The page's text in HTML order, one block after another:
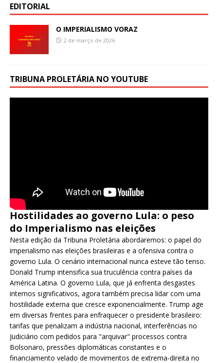
EDITORIAL
O IMPERIALISMO VORAZ
2 de março de 2026
TRIBUNA PROLETÁRIA NO YOUTUBE
Hostilidades ao governo Lula: o peso
do Imperialismo nas eleições
Nesta edição da Tribuna Proletária abordaremos: o papel do
imperialismo nas eleições brasileiras e a ofensiva contra o
governo Lula. O cenário internacional nunca esteve tão tenso.
Donald Trump intensifica sua truculência contra países da
América Latina. O governo Lula, que já enfrenta desgastes
internos significativos, agora também precisa lidar com uma
hostilidade externa que cresce exponencialmente. Trump age
em diversas frentes para enfraquecer o presidente brasileiro:
tarifas que penalizam a indústria nacional, interferências no
Judiciário com pedidos para "arquivar" processos contra
Bolsonaro, pressões diplomáticas constantes e o
financiamento velado de movimentos de extrema-direita no